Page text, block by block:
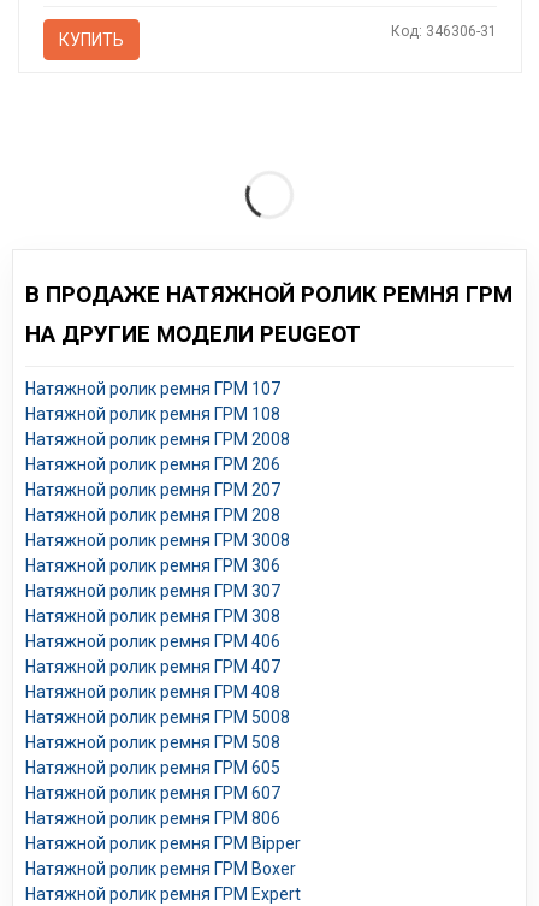
КУПИТЬ Код: 346306-31
В ПРОДАЖЕ НАТЯЖНОЙ РОЛИК РЕМНЯ ГРМ
НА ДРУГИЕ МОДЕЛИ PEUGEOT
Натяжной ролик ремня ГРМ 107
Натяжной ролик ремня ГРМ 108
Натяжной ролик ремня ГРМ 2008
Натяжной ролик ремня ГРМ 206
Натяжной ролик ремня ГРМ 207
Натяжной ролик ремня ГРМ 208
Натяжной ролик ремня ГРМ 3008
Натяжной ролик ремня ГРМ 306
Натяжной ролик ремня ГРМ 307
Натяжной ролик ремня ГРМ 308
Натяжной ролик ремня ГРМ 406
Натяжной ролик ремня ГРМ 407
Натяжной ролик ремня ГРМ 408
Натяжной ролик ремня ГРМ 5008
Натяжной ролик ремня ГРМ 508
Натяжной ролик ремня ГРМ 605
Натяжной ролик ремня ГРМ 607
Натяжной ролик ремня ГРМ 806
Натяжной ролик ремня ГРМ Bipper
Натяжной ролик ремня ГРМ Boxer
Натяжной ролик ремня ГРМ Expert